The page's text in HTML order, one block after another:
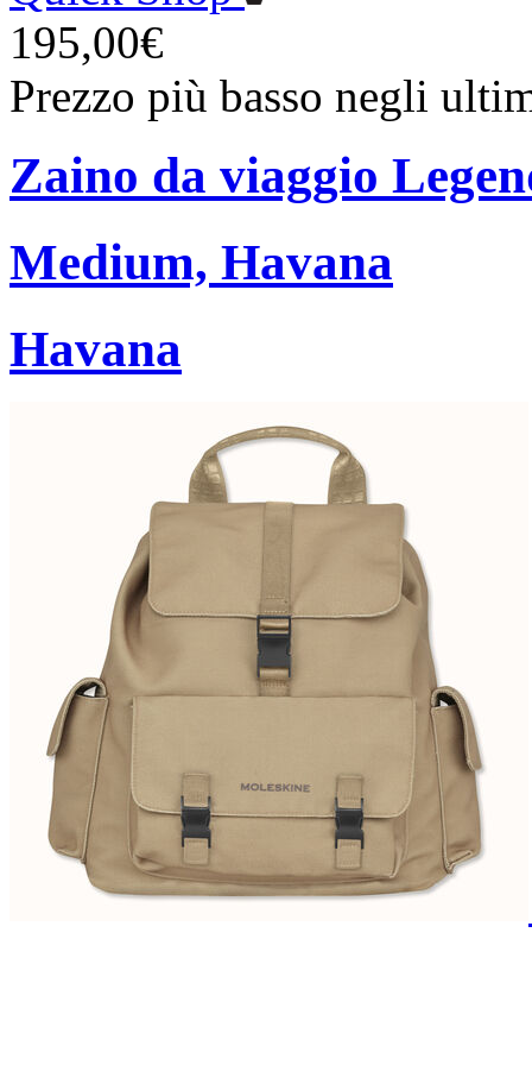
195,00€
Prezzo più basso negli
Zaino da viaggio
Medium, Havana
Havana